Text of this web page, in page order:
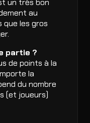
un très bon
au
que les gros
partie ?
de points à la
la
du nombre
(et joueurs)